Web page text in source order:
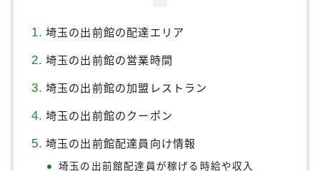
埼玉の出前館の配達エリア
埼玉の出前館の営業時間
埼玉の出前館の加盟レストラン
埼玉の出前館のクーポン
埼玉の出前館配達員向け情報
埼玉の出前館配達員が稼げる時給や収入